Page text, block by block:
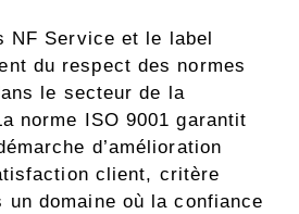
NF Service et le label
du respect des normes
le secteur de la
norme ISO 9001 garantit
d’amélioration
client, critère
un domaine où la confiance